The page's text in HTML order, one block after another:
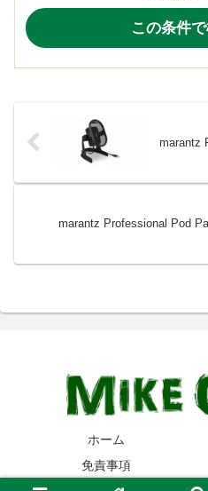
marantz
marantz Professional Pod
ホーム
免責事項